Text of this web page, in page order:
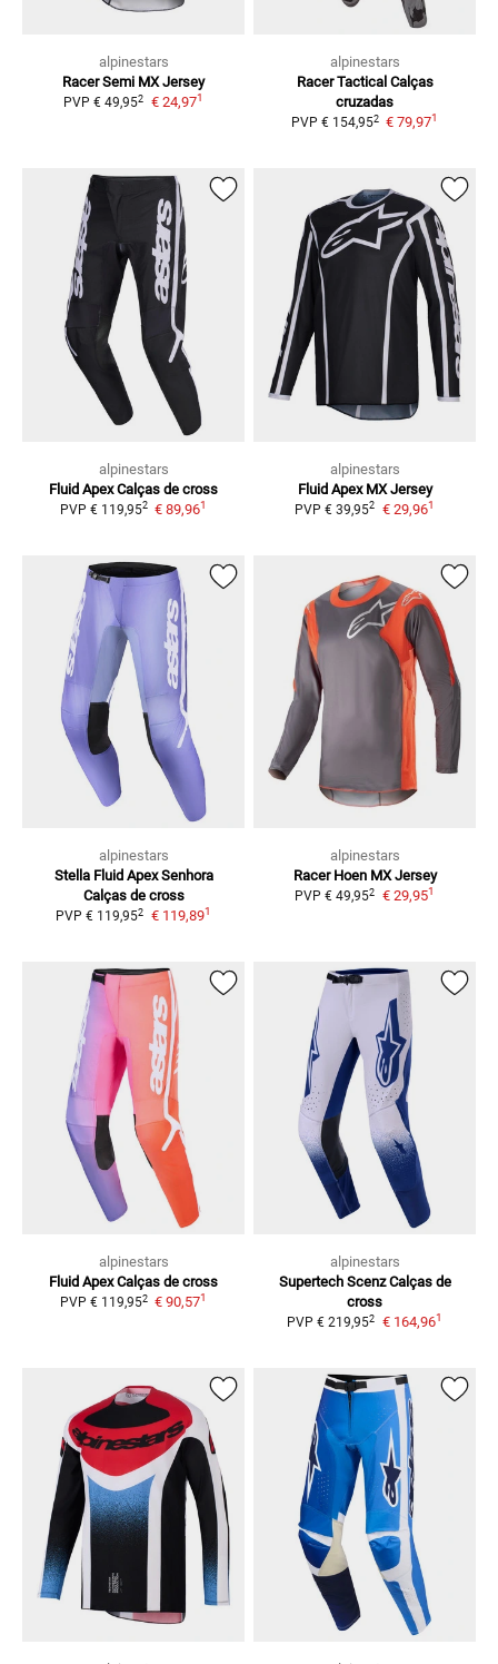
alpinestars
Racer Semi MX Jersey
PVP € 49,952 € 24,971
alpinestars
Racer Tactical Calças
cruzadas
PVP € 154,952 € 79,971
alpinestars
Fluid Apex Calças de cross
PVP € 119,952 € 89,961
alpinestars
Fluid Apex MX Jersey
PVP € 39,952 € 29,961
alpinestars
Stella Fluid Apex Senhora
Calças de cross
PVP € 119,952 € 119,891
alpinestars
Racer Hoen MX Jersey
PVP € 49,952 € 29,951
alpinestars
Fluid Apex Calças de cross
PVP € 119,952 € 90,571
alpinestars
Supertech Scenz Calças de
cross
PVP € 219,952 € 164,961